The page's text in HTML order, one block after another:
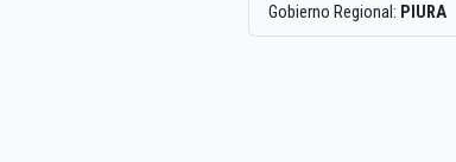
Gobierno Regional: PIURA